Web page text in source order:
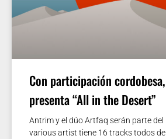
Con participación
presenta “All in the Desert”
Antrim y el dúo Artfaq serán parte del
various artist tiene 16 tracks todos